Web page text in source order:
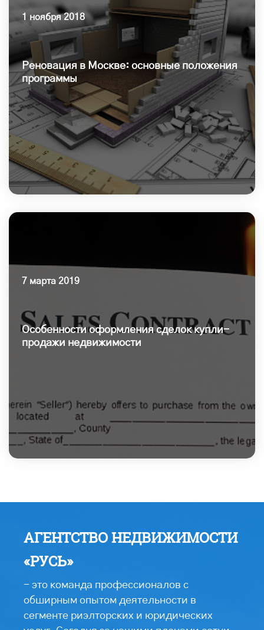
1 ноября 2018
Реновация в Москве: основные положения
программы
7 марта 2019
Особенности оформления сделок купли-
продажи недвижимости
АГЕНТСТВО НЕДВИЖИМОСТИ
«РУСЬ»
- это команда профессионалов с
обширным опытом деятельности в
сегменте риэлторских и юридических